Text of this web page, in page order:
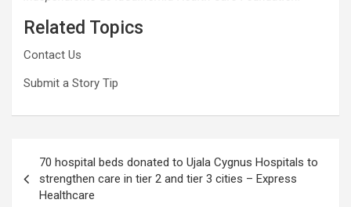
Related Topics
Contact Us
Submit a Story Tip
navigation
70 hospital beds donated to Ujala Cygnus Hospitals to
strengthen care in tier 2 and tier 3 cities – Express
Healthcare